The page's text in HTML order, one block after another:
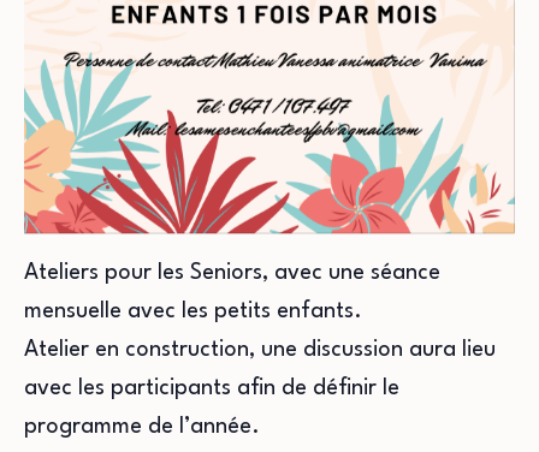
Ateliers pour les Seniors, avec une séance
mensuelle avec les petits enfants.
Atelier en construction, une discussion aura lieu
avec les participants afin de définir le
programme de l’année.